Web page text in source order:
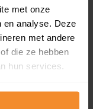
met onze
en analyse. Deze
met andere
die ze hebben
hun services.